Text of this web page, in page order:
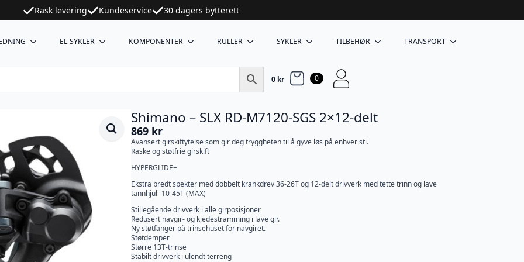
Rask levering Kundeservice 30 dagers bytterett
EL-SYKLER KOMPONENTER RULLER SYKLER TILBEHØR TRANSPORT
0 kr 0
Shimano – SLX RD-M7120-SGS 2×12-delt
869 kr
Avansert girskiftytelse som gir deg tryggheten til å gyve løs på enhver sti.
Raske og støtfrie girskift
HYPERGLIDE+
Ekstra bredt spekter med dobbelt krankdrev 36-26T og 12-delt drivverk med tette trinn og lave
tannhjul -10-45T (MAX)
Stillegående drivverk i alle girposisjoner
Redusert navgir- og kjedestramming i lave gir.
Ny støtfanger på trinsehuset for navgiret.
Støtdemper
Større 13T-trinse
Stabilt drivverk i ulendt terreng